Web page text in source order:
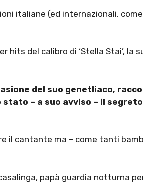
italiane (ed internazionali,
hits del calibro di ‘Stella Stai’, la
del suo genetliaco,
– a suo avviso – il
il cantante ma – come tanti
papà guardia notturna